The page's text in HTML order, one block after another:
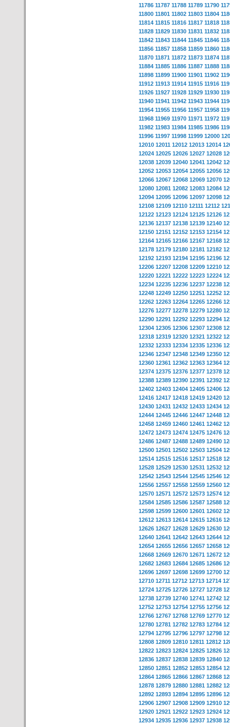
11786 11787 11788 11789 11790
11800 11801 11802 11803 11804
11814 11815 11816 11817 11818
11828 11829 11830 11831 11832
11842 11843 11844 11845 11846
11856 11857 11858 11859 11860
11870 11871 11872 11873 11874
11884 11885 11886 11887 11888
11898 11899 11900 11901 11902
11912 11913 11914 11915 11916
11926 11927 11928 11929 11930
11940 11941 11942 11943 11944
11954 11955 11956 11957 11958
11968 11969 11970 11971 11972
11982 11983 11984 11985 11986
11996 11997 11998 11999 12000
12010 12011 12012 12013 12014
12024 12025 12026 12027 12028
12038 12039 12040 12041 12042
12052 12053 12054 12055 12056
12066 12067 12068 12069 12070
12080 12081 12082 12083 12084
12094 12095 12096 12097 12098
12108 12109 12110 12111 12112
12122 12123 12124 12125 12126
12136 12137 12138 12139 12140
12150 12151 12152 12153 12154
12164 12165 12166 12167 12168
12178 12179 12180 12181 12182
12192 12193 12194 12195 12196
12206 12207 12208 12209 12210
12220 12221 12222 12223 12224
12234 12235 12236 12237 12238
12248 12249 12250 12251 12252
12262 12263 12264 12265 12266
12276 12277 12278 12279 12280
12290 12291 12292 12293 12294
12304 12305 12306 12307 12308
12318 12319 12320 12321 12322
12332 12333 12334 12335 12336
12346 12347 12348 12349 12350
12360 12361 12362 12363 12364
12374 12375 12376 12377 12378
12388 12389 12390 12391 12392
12402 12403 12404 12405 12406
12416 12417 12418 12419 12420
12430 12431 12432 12433 12434
12444 12445 12446 12447 12448
12458 12459 12460 12461 12462
12472 12473 12474 12475 12476
12486 12487 12488 12489 12490
12500 12501 12502 12503 12504
12514 12515 12516 12517 12518
12528 12529 12530 12531 12532
12542 12543 12544 12545 12546
12556 12557 12558 12559 12560
12570 12571 12572 12573 12574
12584 12585 12586 12587 12588
12598 12599 12600 12601 12602
12612 12613 12614 12615 12616
12626 12627 12628 12629 12630
12640 12641 12642 12643 12644
12654 12655 12656 12657 12658
12668 12669 12670 12671 12672
12682 12683 12684 12685 12686
12696 12697 12698 12699 12700
12710 12711 12712 12713 12714
12724 12725 12726 12727 12728
12738 12739 12740 12741 12742
12752 12753 12754 12755 12756
12766 12767 12768 12769 12770
12780 12781 12782 12783 12784
12794 12795 12796 12797 12798
12808 12809 12810 12811 12812
12822 12823 12824 12825 12826
12836 12837 12838 12839 12840
12850 12851 12852 12853 12854
12864 12865 12866 12867 12868
12878 12879 12880 12881 12882
12892 12893 12894 12895 12896
12906 12907 12908 12909 12910
12920 12921 12922 12923 12924
12934 12935 12936 12937 12938